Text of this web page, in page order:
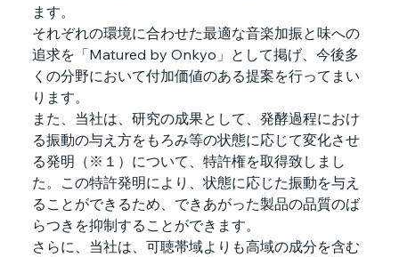
ます。
それぞれの環境に合わせた最適な音楽加振と味への
追求を「Matured by Onkyo」として掲げ、今後多
くの分野において付加価値のある提案を行ってまい
ります。
また、当社は、研究の成果として、発酵過程におけ
る振動の与え方をもろみ等の状態に応じて変化させ
る発明（※１）について、特許権を取得致しまし
た。この特許発明により、状態に応じた振動を与え
ることができるため、できあがった製品の品質のば
らつきを抑制することができます。
さらに、当社は、可聴帯域よりも高域の成分を含む